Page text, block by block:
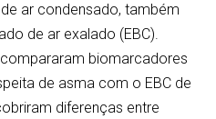
ar condensado, também
de ar exalado (EBC).
biomarcadores
de asma com o EBC de
diferenças entre